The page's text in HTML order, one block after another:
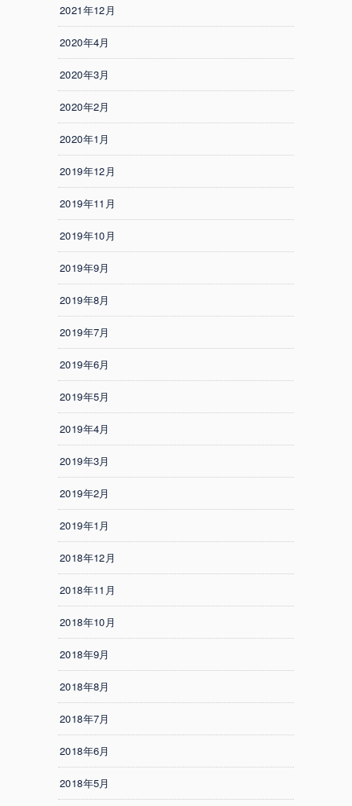
2021年12月
2020年4月
2020年3月
2020年2月
2020年1月
2019年12月
2019年11月
2019年10月
2019年9月
2019年8月
2019年7月
2019年6月
2019年5月
2019年4月
2019年3月
2019年2月
2019年1月
2018年12月
2018年11月
2018年10月
2018年9月
2018年8月
2018年7月
2018年6月
2018年5月